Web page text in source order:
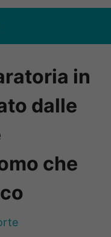
in
dalle
che